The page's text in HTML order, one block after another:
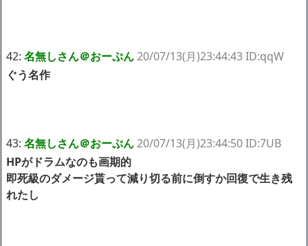
42: 名無しさん＠おーぷん20/07/13(月)23:44:43 ID:qqW
ぐう名作
43: 名無しさん＠おーぷん20/07/13(月)23:44:50 ID:7UB
HPがドラムなのも画期的
即死級のダメージ貰って減り切る前に倒すか回復で生き残
れたし